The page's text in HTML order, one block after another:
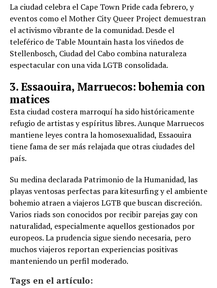
La ciudad celebra el Cape Town Pride cada febrero, y
eventos como el Mother City Queer Project demuestran
el activismo vibrante de la comunidad. Desde el
teleférico de Table Mountain hasta los viñedos de
Stellenbosch, Ciudad del Cabo combina naturaleza
espectacular con una vida LGTB consolidada.
3. Essaouira, Marruecos: bohemia con
matices
Esta ciudad costera marroquí ha sido históricamente
refugio de artistas y espíritus libres. Aunque Marruecos
mantiene leyes contra la homosexualidad, Essaouira
tiene fama de ser más relajada que otras ciudades del
país.
Su medina declarada Patrimonio de la Humanidad, las
playas ventosas perfectas para kitesurfing y el ambiente
bohemio atraen a viajeros LGTB que buscan discreción.
Varios riads son conocidos por recibir parejas gay con
naturalidad, especialmente aquellos gestionados por
europeos. La prudencia sigue siendo necesaria, pero
muchos viajeros reportan experiencias positivas
manteniendo un perfil moderado.
Tags en el artículo: